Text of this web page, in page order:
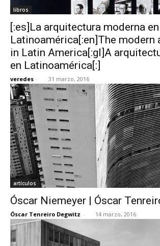
libros
[:es]La arquitectura moderna en
Latinoamérica[:en]The modern
in Latin America[:gl]A
en Latinoamérica[:]
veredes - 31 marzo, 2016
artículos
Óscar Niemeyer | Óscar
Óscar Tenreiro Degwitz - 14 marzo, 2016